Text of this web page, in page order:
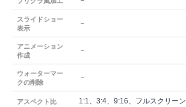
スライドショー
表示
－
アニメーション
作成
－
ウォーターマー
クの削除
－
アスペクト比 1:1、3:4、9:16、フルスクリーン